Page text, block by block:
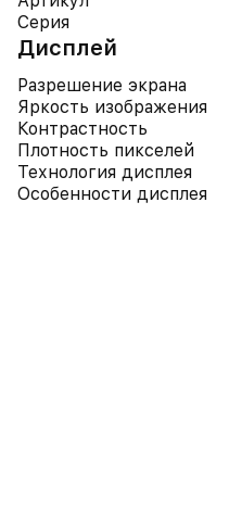
Серия
Дисплей
Разрешение экрана
Яркость изображения
Контрастность
Плотность пикселей
Технология дисплея
Особенности дисплея